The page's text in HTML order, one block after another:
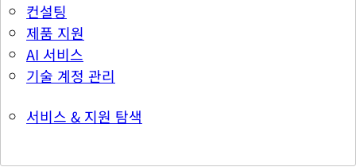
컨설팅
제품 지원
AI 서비스
기술 계정 관리
서비스 & 지원 탐색